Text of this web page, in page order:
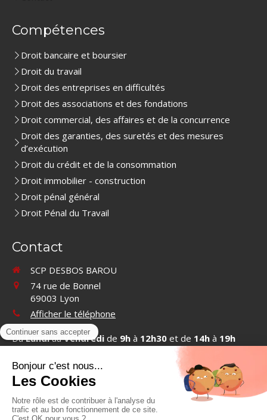
Compétences
Droit bancaire et boursier
Droit du travail
Droit des entreprises en difficultés
Droit des associations et des fondations
Droit commercial, des affaires et de la concurrence
Droit des garanties, des suretés et des mesures
d’exécution
Droit du crédit et de la consommation
Droit immobilier - construction
Droit pénal général
Droit Pénal du Travail
Contact
SCP DESBOS BAROU
74 rue de Bonnel
69003 Lyon
Afficher le téléphone
DuLundiauVendredi de 9h à 12h30 et de 14h à 19h
Contacter SCP DESBOS BAROU
©2019 SCP DESBOS BAROU - Cabinet d'avocats à Lyon